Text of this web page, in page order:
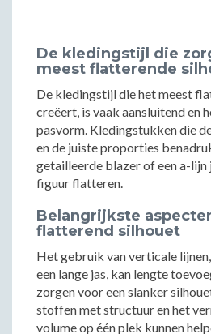
De kledingstijl die
meest flatterende
De kledingstijl die het meest
creëert, is vaak aansluitend en
pasvorm. Kledingstukken die
en de juiste proporties
getailleerde blazer of een a-lijn
figuur flatteren.
Belangrijkste
flatterend silhouet
Het gebruik van verticale
een lange jas, kan lengte
zorgen voor een slanker
stoffen met structuur en het
volume op één plek kunnen